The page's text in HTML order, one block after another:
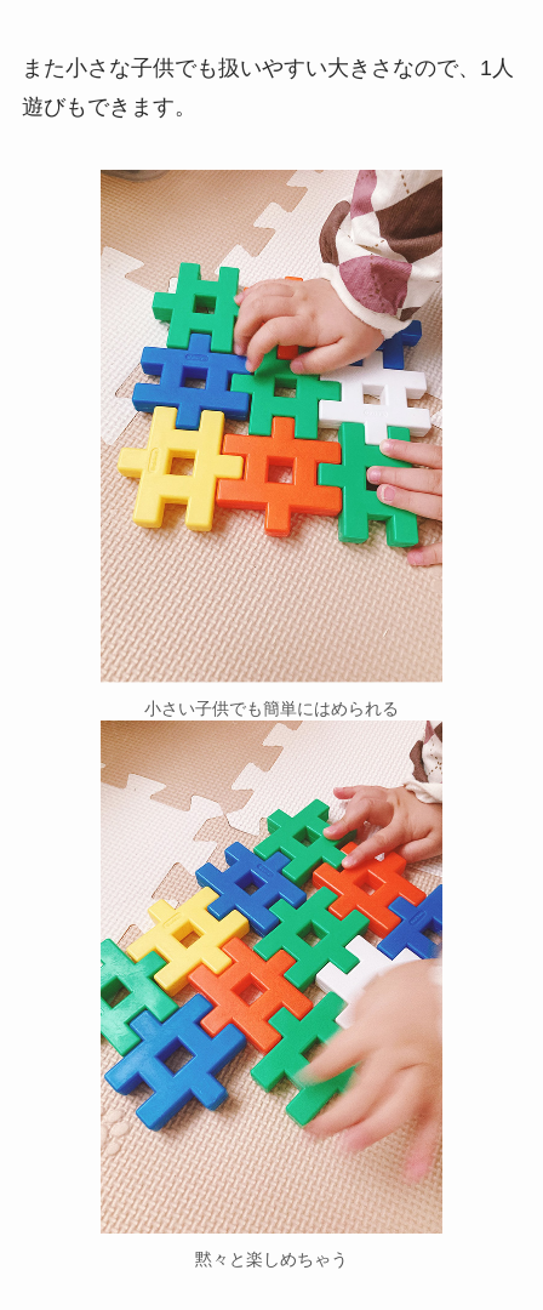
また小さな子供でも扱いやすい大きさなので、1人
遊びもできます。
小さい子供でも簡単にはめられる
黙々と楽しめちゃう